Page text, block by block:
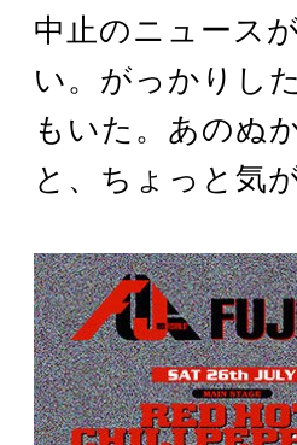
中止のニュース
い。がっかりし
もいた。あのぬ
と、ちょっと気